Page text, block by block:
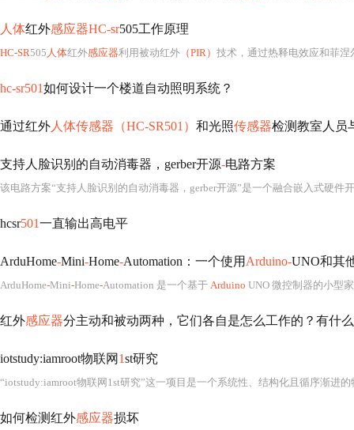
人体红外感应器HC-sr505工作原理
HC-SR505 人体红外感应器利用被动红外 （PIR） 技术，通过热释电效应和菲涅
hc-sr501如何设计一个楼道自动照明系统？
通过红外 人体传感器（HC-SR501） 和光照传感器检测教室人员与光线强
支持人脸识别的自动消毒器，gerber开源-电路方案
该电路方案“支持人脸识别的自动消毒器，gerber开源”是一个融合嵌入式硬件
hcsr501一直输出高电平
ArduHome-Mini-Home-Automation：一个使用 Arduino-UNO和其
ArduHome-Mini-Home-Automation 是一个基于 Arduino UNO 微控制器的小型
红外感应器分主动和被动两种，它们各自是怎么工作的？有什
iotstudy:iamroot物联网 1st研究
如何检测红外感应器损坏